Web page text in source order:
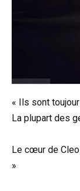
« Ils sont
La plupart des
Le cœur de
»